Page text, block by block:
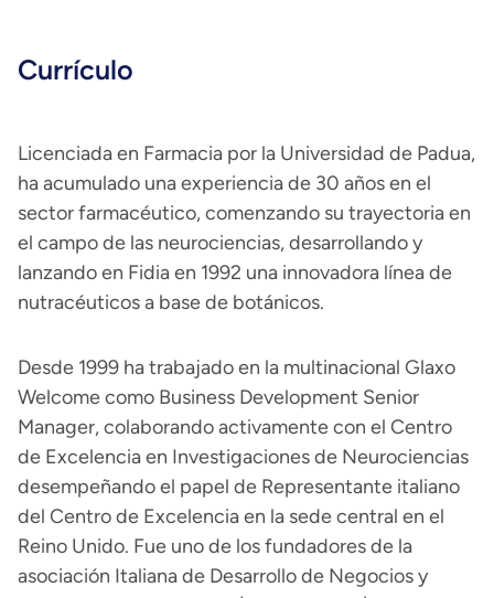
Currículo
Licenciada en Farmacia por la Universidad de Padua,
ha acumulado una experiencia de 30 años en el
sector farmacéutico, comenzando su trayectoria en
el campo de las neurociencias, desarrollando y
lanzando en Fidia en 1992 una innovadora línea de
nutracéuticos a base de botánicos.
Desde 1999 ha trabajado en la multinacional Glaxo
Welcome como Business Development Senior
Manager, colaborando activamente con el Centro
de Excelencia en Investigaciones de Neurociencias
desempeñando el papel de Representante italiano
del Centro de Excelencia en la sede central en el
Reino Unido. Fue uno de los fundadores de la
asociación Italiana de Desarrollo de Negocios y